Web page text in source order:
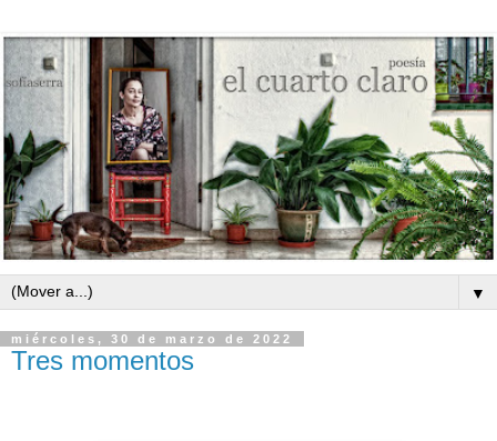
▼
miércoles, 30 de marzo de 2022
Tres momentos